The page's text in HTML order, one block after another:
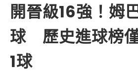
開晉級16強！姆
球 歷史進球榜
1球